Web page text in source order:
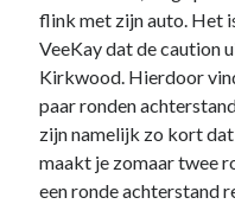
flink met zijn auto. Het
VeeKay dat de caution
Kirkwood. Hierdoor
paar ronden
zijn namelijk zo kort
maakt je zomaar twee
een ronde achterstand